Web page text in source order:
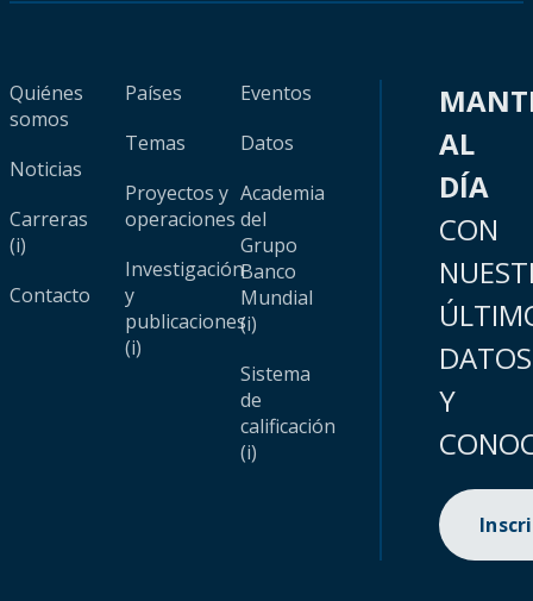
Quiénes
somos
Noticias
Carreras
(i)
Contacto
Países
Temas
Proyectos y
operaciones
Investigación
y
publicaciones
(i)
Eventos
Datos
Academia
del
Grupo
Banco
Mundial
(i)
Sistema
de
calificación
(i)
AL
DÍA
CON
DATOS
Y